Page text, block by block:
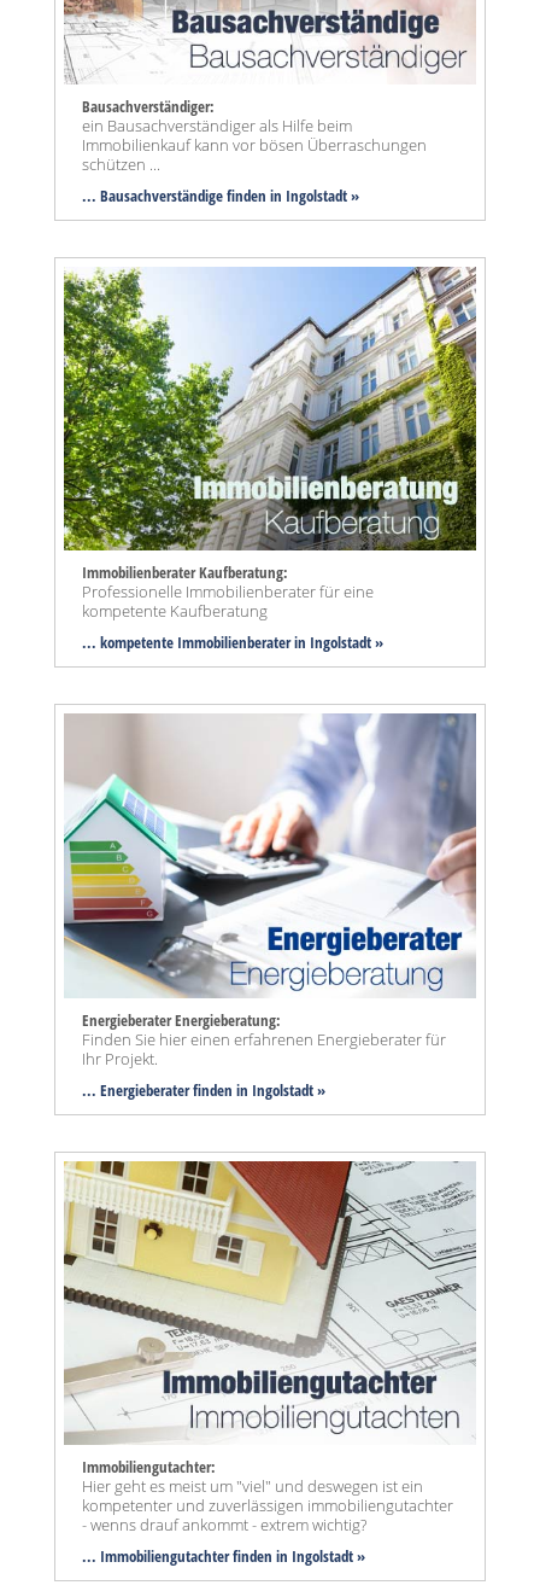
Bausachverständiger:
ein Bausachverständiger als Hilfe beim
Immobilienkauf kann vor bösen Überraschungen
schützen ...
... Bausachverständige finden in Ingolstadt »
Immobilienberater Kaufberatung:
Professionelle Immobilienberater für eine
kompetente Kaufberatung
... kompetente Immobilienberater in Ingolstadt »
Energieberater Energieberatung:
Finden Sie hier einen erfahrenen Energieberater für
Ihr Projekt.
... Energieberater finden in Ingolstadt »
Immobiliengutachter:
Hier geht es meist um "viel" und deswegen ist ein
kompetenter und zuverlässigen immobiliengutachter
- wenns drauf ankommt - extrem wichtig?
... Immobiliengutachter finden in Ingolstadt »